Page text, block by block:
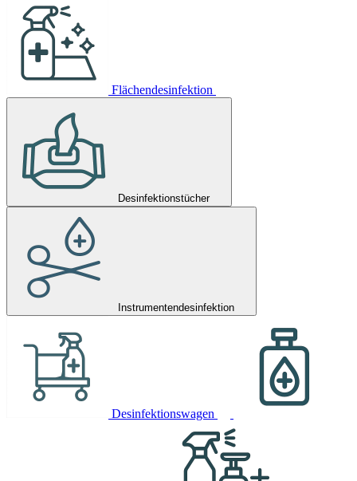
Flächendesinfektion
Desinfektionstücher
Instrumentendesinfektion
Desinfektionswagen